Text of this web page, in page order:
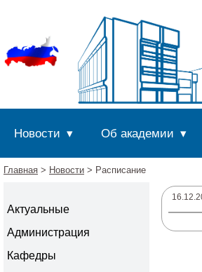
Новости Об академии
Главная > Новости > Расписание
Актуальные
Администрация
Кафедры